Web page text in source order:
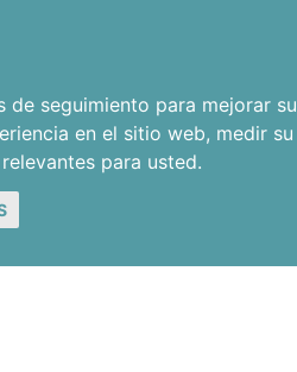
seguimiento para mejorar
en el sitio web, medir
para usted.